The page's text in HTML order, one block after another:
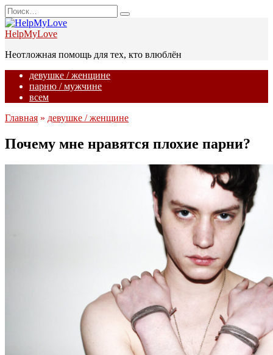
Перейти
к
содержанию
Search
for:
HelpMyLove
Неотложная помощь для тех, кто влюблён
девушке / женщине
парню / мужчине
всем
Главная » девушке / женщине
Почему мне нравятся плохие парни?